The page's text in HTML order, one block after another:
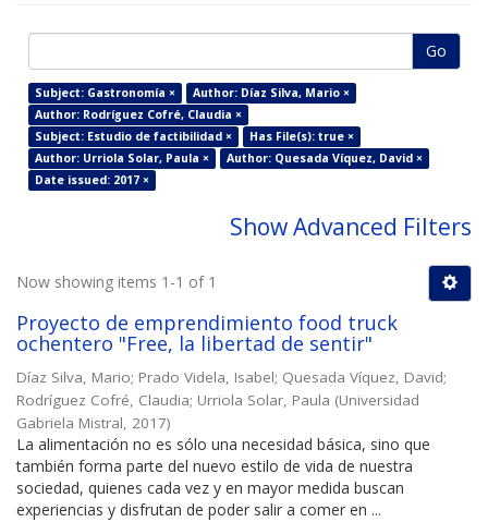
Go
Subject: Gastronomía ×
Author: Díaz Silva, Mario ×
Author: Rodríguez Cofré, Claudia ×
Subject: Estudio de factibilidad ×
Has File(s): true ×
Author: Urriola Solar, Paula ×
Author: Quesada Víquez, David ×
Date issued: 2017 ×
Show Advanced Filters
Now showing items 1-1 of 1
Proyecto de emprendimiento food truck
ochentero "Free, la libertad de sentir"
Díaz Silva, Mario; Prado Videla, Isabel; Quesada Víquez, David;
Rodríguez Cofré, Claudia; Urriola Solar, Paula (Universidad
Gabriela Mistral, 2017)
La alimentación no es sólo una necesidad básica, sino que
también forma parte del nuevo estilo de vida de nuestra
sociedad, quienes cada vez y en mayor medida buscan
experiencias y disfrutan de poder salir a comer en ...